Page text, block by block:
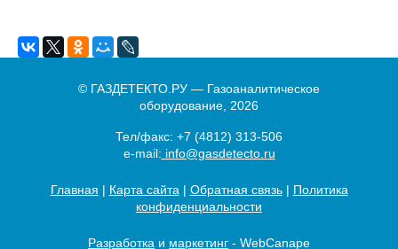
© ГАЗДЕТЕКТО.РУ — Газоаналитическое
оборудование, 2026
Тел/факс: +7 (4812) 313-506
e-mail: info@gasdetecto.ru
Главная | Карта сайта | Обратная связь| Политика
конфиденциальности
Разработка и маркетинг - WebCanape